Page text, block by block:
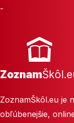
-
Zoznam
ZoznamŠkôl.eu je
obľúbenejšie,